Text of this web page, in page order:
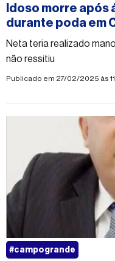
Idoso morre após
durante poda em
Neta teria realizado
não ressitiu
Publicado em 27/02/2025 às
#campogrande